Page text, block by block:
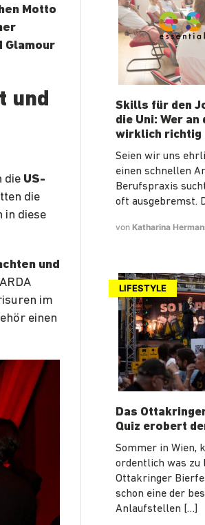
Motto
Glamour
und
die US-
die
in diese
und
im
einen
Skills für den
die Uni: Wer an
wirklich richtig
Seien wir uns
einen schnellen
Berufspraxis
oft ausgebremst.
vonKatharina
LIFESTYLE
Das
Quiz erobert
Sommer in Wien,
ordentlich was zu
Ottakringer
schon eine der
Anlaufstellen […]